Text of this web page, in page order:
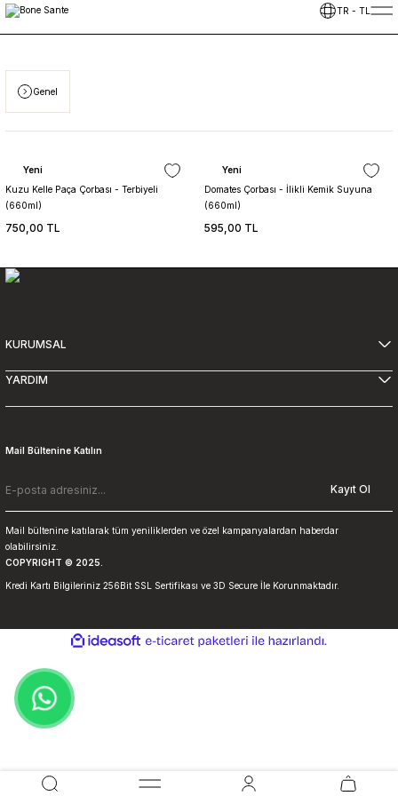
5400 TL ÜZERİ ALIŞVERİŞLERİNİZDE ÜCRETSİZ TESLİMAT TR - TL
Genel
Yeni
Sepete Ekle
Kuzu Kelle Paça Çorbası - Terbiyeli
(660ml)
750,00 TL
Yeni
Domates Çorbası - İlikli Kemik Suyuna
(660ml)
595,00 TL
KURUMSAL
YARDIM
Mail Bültenine Katılın
Kayıt Ol
Mail bültenine katılarak tüm yeniliklerden ve özel kampanyalardan haberdar
olabilirsiniz.
COPYRIGHT © 2025.
Kredi Kartı Bilgileriniz 256Bit SSL Sertifikası ve 3D Secure İle Korunmaktadır.
ideasoft
e-